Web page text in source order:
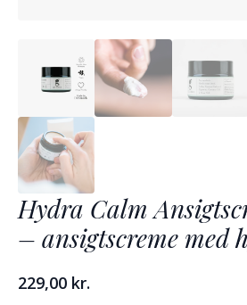
Hydra Calm
– ansigtscreme med
229,00 kr.